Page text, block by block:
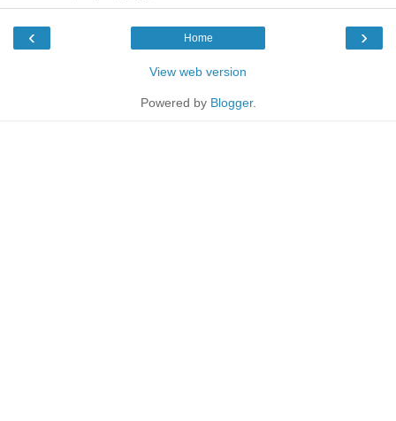
‹ ›
Home
View web version
Powered by Blogger.